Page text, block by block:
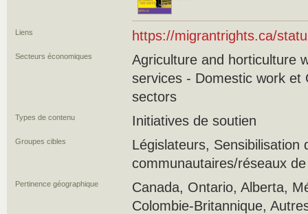
Liens https://migrantrights.ca/
Secteurs économiques
Agriculture and horticulture
services - Domestic work et
sectors
Types de contenu Initiatives de soutien
Groupes cibles
Législateurs, Sensibilisation
communautaires/réseaux
Pertinence géographique
Canada, Ontario, Alberta,
Colombie-Britannique,